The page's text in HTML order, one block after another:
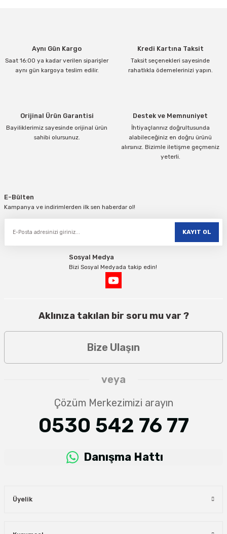
Ürün açıklamasında eksik bilgiler bulunuyor.
Ürün bilgilerinde hatalar bulunuyor.
Aynı Gün Kargo
Saat 16:00 ya kadar verilen siparişler
aynı gün kargoya teslim edilir.
Kredi Kartına Taksit
Taksit seçenekleri sayesinde
rahatlıkla ödemelerinizi yapın.
Orijinal Ürün Garantisi
Bayiliklerimiz sayesinde orijinal ürün
sahibi olursunuz.
Destek ve Memnuniyet
İhtiyaçlarınız doğrultusunda
alabileceğiniz en doğru ürünü
alırsınız. Bizimle iletişme geçmeniz
yeterli.
E-Bülten
Kampanya ve indirimlerden ilk sen haberdar ol!
KAYIT OL
Sosyal Medya
Bizi Sosyal Medyada takip edin!
Aklınıza takılan bir soru mu var ?
Bize Ulaşın
veya
Çözüm Merkezimizi arayın
0530 542 76 77
Danışma Hattı
Üyelik